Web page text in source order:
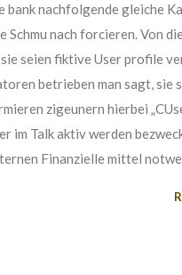
bank nachfolgende gleiche
Schmu nach forcieren. Von
seien fiktive User profile
betrieben man sagt, sie
zigeunern hierbei
im Talk aktiv werden
Finanzielle mittel